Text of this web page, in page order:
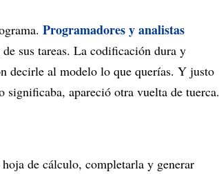
Programadores y analistas
de sus tareas. La codificación dura y
decirle al modelo lo que querías. Y justo
significaba, apareció otra vuelta de tuerca.
de cálculo, completarla y generar